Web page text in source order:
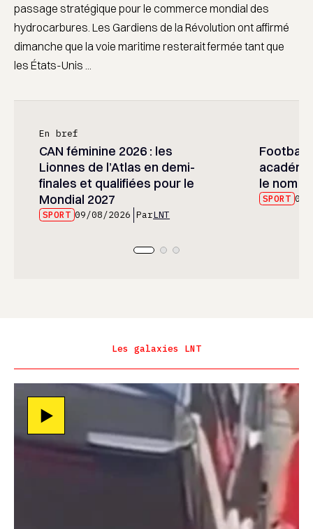
passage stratégique pour le commerce mondial des
hydrocarbures. Les Gardiens de la Révolution ont affirmé
dimanche que la voie maritime resterait fermée tant que
les États-Unis ...
En bref
CAN féminine 2026 : les
Lionnes de l’Atlas en demi-
finales et qualifiées pour le
Mondial 2027
SPORT 09/08/2026 ParLNT
Football
le nom
SPORT 09/
Les galaxies LNT